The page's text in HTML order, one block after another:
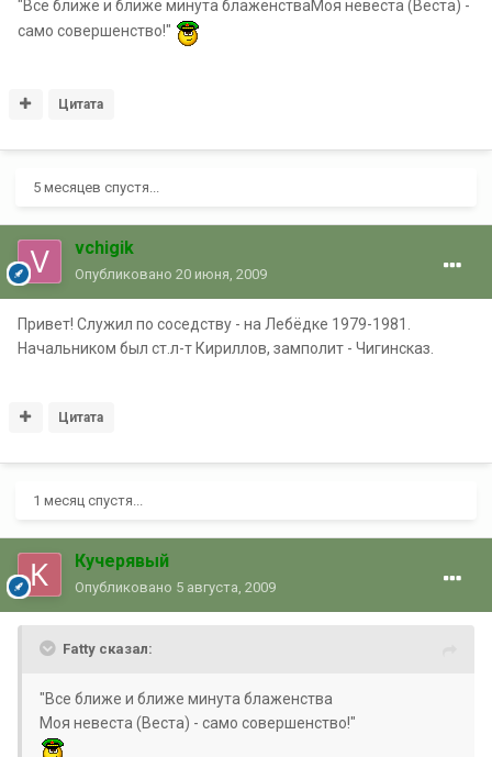
"Все ближе и ближе минута блаженстваМоя невеста (Веста) -
само совершенство!"
Цитата
5 месяцев спустя...
vchigik
Опубликовано 20 июня, 2009
Привет! Служил по соседству - на Лебёдке 1979-1981.
Начальником был ст.л-т Кириллов, замполит - Чигинсказ.
Цитата
1 месяц спустя...
Кучерявый
Опубликовано 5 августа, 2009
Fatty сказал:
"Все ближе и ближе минута блаженства
Моя невеста (Веста) - само совершенство!"